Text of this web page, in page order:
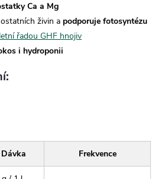
Ca a Mg
živin a podporuje fotosyntézu
řadou GHF hnojiv
i hydroponii
Dávka Frekvence